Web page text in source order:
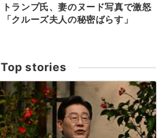
トランプ氏、妻のヌード写真で激怒
「クルーズ夫人の秘密ばらす」
Top stories